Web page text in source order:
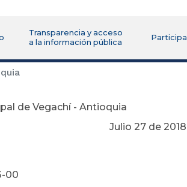
Transparencia y acceso
a la información pública
Participa
de Vegachí - Antioquia
2018
00